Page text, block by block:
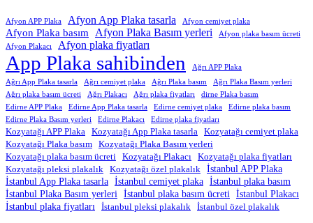
Afyon APP Plaka Afyon App Plaka tasarla Afyon cemiyet plaka
Afyon Plaka basım Afyon Plaka Basım yerleri
Afyon plaka basım ücreti
Afyon Plakacı
Afyon plaka fiyatları
App Plaka sahibinden
Ağrı APP Plaka
Ağrı App Plaka tasarla
Ağrı cemiyet plaka Ağrı Plaka basım
Ağrı Plaka Basım yerleri
Ağrı plaka basım ücreti
Ağrı Plakacı Ağrı plaka fiyatları
dirne Plaka basım
Edirne APP Plaka
Edirne App Plaka tasarla Edirne cemiyet plaka
Edirne plaka basım
Edirne Plaka Basım yerleri
Edirne Plakacı Edirne plaka fiyatları
Kozyatağı APP Plaka Kozyatağı App Plaka tasarla
Kozyatağı cemiyet plaka
Kozyatağı Plaka basım
Kozyatağı Plaka Basım yerleri
Kozyatağı plaka basım ücreti
Kozyatağı Plakacı
Kozyatağı plaka fiyatları
Kozyatağı pleksi plakalık
Kozyatağı özel plakalık
İstanbul APP Plaka
İstanbul App Plaka tasarla İstanbul cemiyet plaka İstanbul plaka basım
İstanbul Plaka Basım yerleri
İstanbul plaka basım ücreti
İstanbul Plakacı
İstanbul plaka fiyatları
İstanbul pleksi plakalık İstanbul özel plakalık